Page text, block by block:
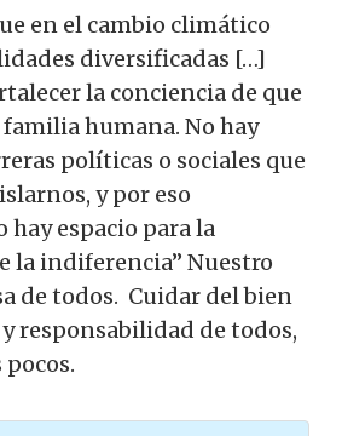
en el cambio climático
diversificadas […]
la conciencia de que
humana. No hay
políticas o sociales que
y por eso
espacio para la
la indiferencia” Nuestro
de todos. Cuidar del bien
responsabilidad de todos,